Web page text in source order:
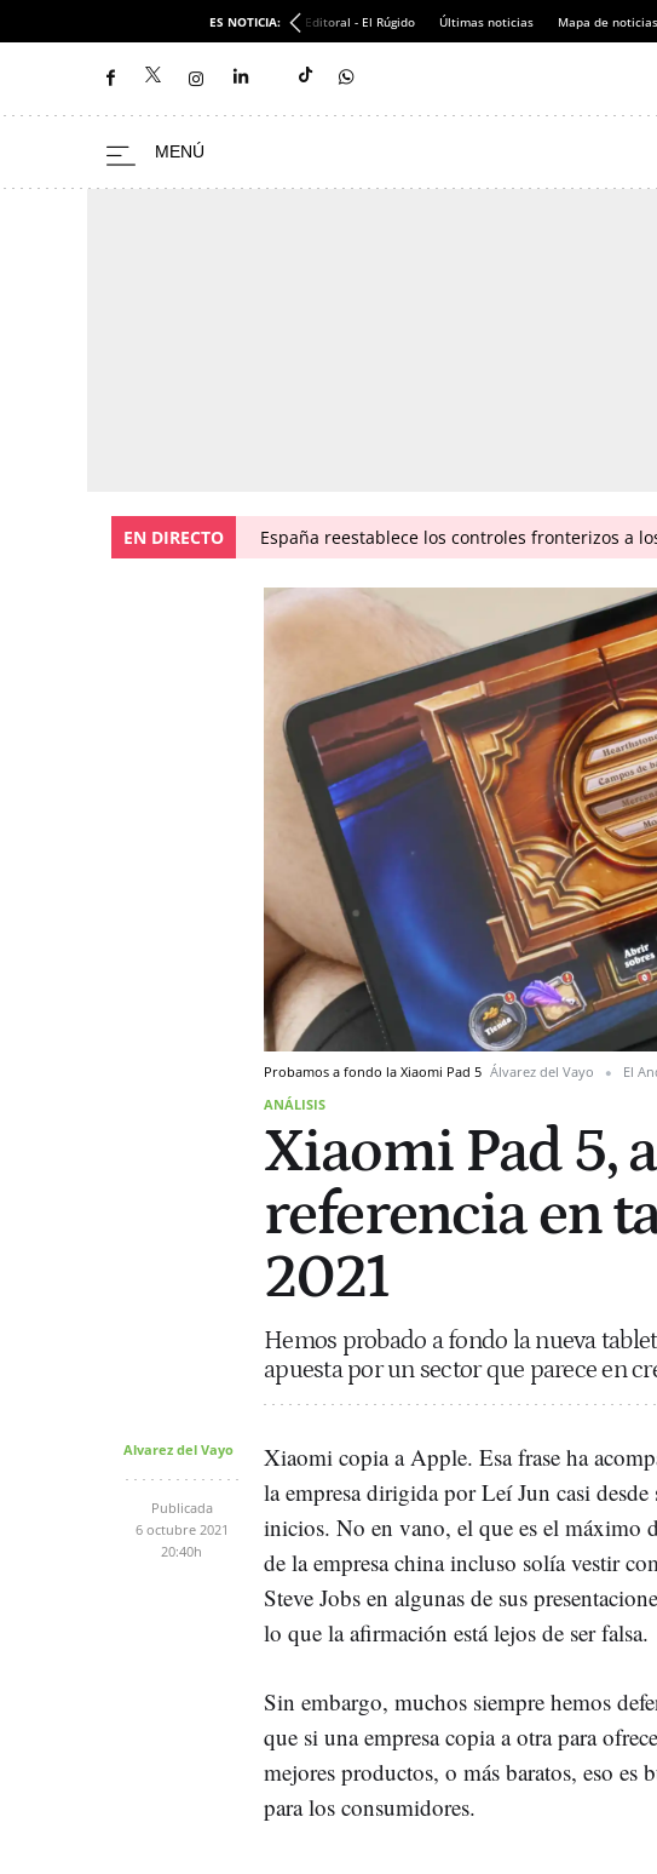
ES NOTICIA: Editoral - El Rúgido Últimas noticias Mapa de noticias
EN DIRECTO España reestablece los controles fronterizos a
Probamos a fondo la Xiaomi Pad 5 Álvarez del Vayo
El
ANÁLISIS
Xiaomi Pad 5,
referencia en
2021
Hemos probado a fondo la nueva
apuesta por un sector que parece en
Alvarez del Vayo
Publicada
6 octubre 2021
20:40h
Xiaomi copia a Apple. Esa frase ha
la empresa dirigida por Leí Jun casi desde
inicios. No en vano, el que es el máximo
de la empresa china incluso solía vestir
Steve Jobs en algunas de sus
lo que la afirmación está lejos de ser falsa.
Sin embargo, muchos siempre hemos
que si una empresa copia a otra para
mejores productos, o más baratos, eso es
para los consumidores.